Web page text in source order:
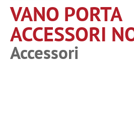
VANO PORTA
ACCESSORI
Accessori